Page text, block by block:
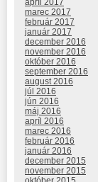
apríl 2017
marec 2017
február 2017
január 2017
december 2016
november 2016
október 2016
september 2016
august 2016
júl 2016
jún 2016
máj 2016
apríl 2016
marec 2016
február 2016
január 2016
december 2015
november 2015